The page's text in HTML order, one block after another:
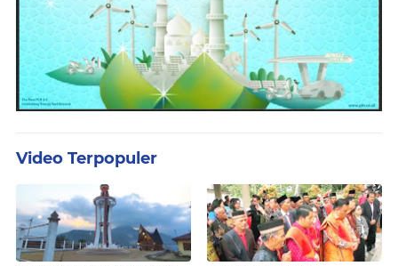
Video Terpopuler